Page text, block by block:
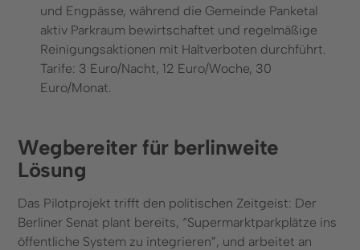
und Engpässe, während die Gemeinde Panketal
aktiv Parkraum bewirtschaftet und regelmäßige
Reinigungsaktionen mit Haltverboten durchführt.
Tarife: 3 Euro/Nacht, 12 Euro/Woche, 30
Euro/Monat.
Wegbereiter für berlinweite
Lösung
Das Pilotprojekt trifft den politischen Zeitgeist: Der
Berliner Senat plant bereits, “Supermarktparkplätze ins
öffentliche System zu integrieren”, und arbeitet an